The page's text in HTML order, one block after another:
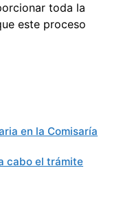
toda la
este proceso
en la Comisaría
cabo el trámite